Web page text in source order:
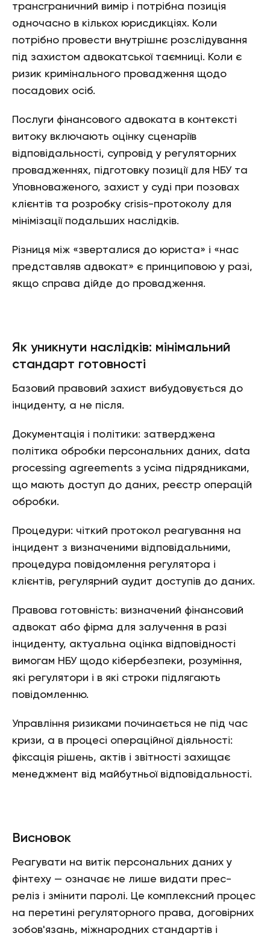
трансграничний вимір і потрібна позиція
одночасно в кількох юрисдикціях. Коли
потрібно провести внутрішнє розслідування
під захистом адвокатської таємниці. Коли є
ризик кримінального провадження щодо
посадових осіб.
Послуги фінансового адвоката в контексті
витоку включають оцінку сценаріїв
відповідальності, супровід у регуляторних
провадженнях, підготовку позиції для НБУ та
Уповноваженого, захист у суді при позовах
клієнтів та розробку crisis-протоколу для
мінімізації подальших наслідків.
Різниця між «зверталися до юриста» і «нас
представляв адвокат» є принциповою у разі,
якщо справа дійде до провадження.
Як уникнути наслідків: мінімальний
стандарт готовності
Базовий правовий захист вибудовується до
інциденту, а не після.
Документація і політики: затверджена
політика обробки персональних даних, data
processing agreements з усіма підрядниками,
що мають доступ до даних, реєстр операцій
обробки.
Процедури: чіткий протокол реагування на
інцидент з визначеними відповідальними,
процедура повідомлення регулятора і
клієнтів, регулярний аудит доступів до даних.
Правова готовність: визначений фінансовий
адвокат або фірма для залучення в разі
інциденту, актуальна оцінка відповідності
вимогам НБУ щодо кібербезпеки, розуміння,
які регулятори і в які строки підлягають
повідомленню.
Управління ризиками починається не під час
кризи, а в процесі операційної діяльності:
фіксація рішень, актів і звітності захищає
менеджмент від майбутньої відповідальності.
Висновок
Реагувати на витік персональних даних у
фінтеху — означає не лише видати прес-
реліз і змінити паролі. Це комплексний процес
на перетині регуляторного права, договірних
зобов'язань, міжнародних стандартів і